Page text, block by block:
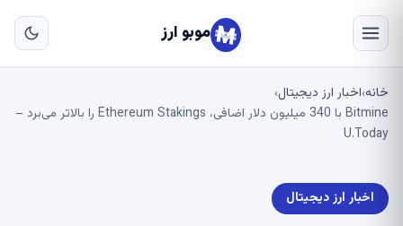
موبو ارز
خانه›اخبار ارز دیجیتال›
Bitmine با 340 میلیون دلار اضافی، Ethereum Stakings را بالاتر می‌برد –
U.Today
اخبار ارز دیجیتال